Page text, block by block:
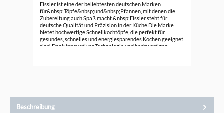
Fissler ist eine der beliebtesten deutschen Marken
für&nbsp;Töpfe&nbsp;und&nbsp;Pfannen, mit denen die
Zubereitung auch Spaß macht.&nbsp;Fissler steht für
deutsche Qualität und Präzision in der Küche.Die Marke
bietet hochwertige Schnellkochtöpfe, die perfekt für
gesundes, schnelles und energiesparendes Kochen geeignet
sind. Dank innovativer Technologie und hochwertigen
info@fissler.com
Beschreibung